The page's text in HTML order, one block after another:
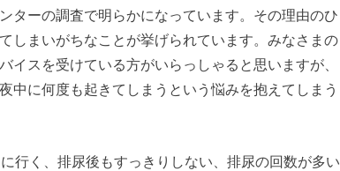
ターの調査で明らかになっています。その理由のひ
しまいがちなことが挙げられています。みなさまの
スを受けている方がいらっしゃると思いますが、
中に何度も起きてしまうという悩みを抱えてしまう
行く、排尿後もすっきりしない、排尿の回数が多い